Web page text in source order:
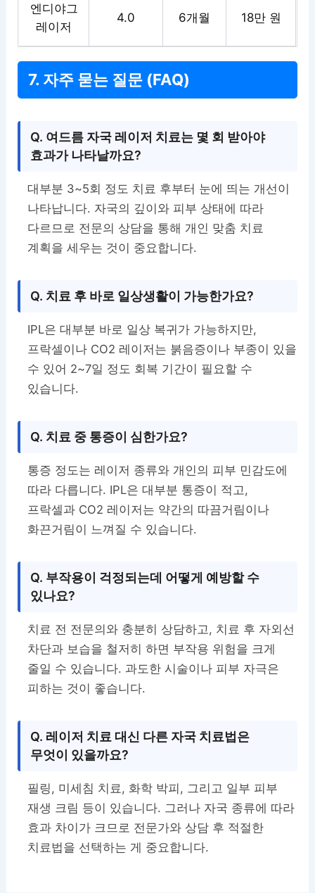
엔디야그
레이저
4.0 6개월 18만 원
7. 자주 묻는 질문 (FAQ)
Q. 여드름 자국 레이저 치료는 몇 회 받아야
효과가 나타날까요?
대부분 3~5회 정도 치료 후부터 눈에 띄는 개선이
나타납니다. 자국의 깊이와 피부 상태에 따라
다르므로 전문의 상담을 통해 개인 맞춤 치료
계획을 세우는 것이 중요합니다.
Q. 치료 후 바로 일상생활이 가능한가요?
IPL은 대부분 바로 일상 복귀가 가능하지만,
프락셀이나 CO2 레이저는 붉음증이나 부종이 있을
수 있어 2~7일 정도 회복 기간이 필요할 수
있습니다.
Q. 치료 중 통증이 심한가요?
통증 정도는 레이저 종류와 개인의 피부 민감도에
따라 다릅니다. IPL은 대부분 통증이 적고,
프락셀과 CO2 레이저는 약간의 따끔거림이나
화끈거림이 느껴질 수 있습니다.
Q. 부작용이 걱정되는데 어떻게 예방할 수
있나요?
치료 전 전문의와 충분히 상담하고, 치료 후 자외선
차단과 보습을 철저히 하면 부작용 위험을 크게
줄일 수 있습니다. 과도한 시술이나 피부 자극은
피하는 것이 좋습니다.
Q. 레이저 치료 대신 다른 자국 치료법은
무엇이 있을까요?
필링, 미세침 치료, 화학 박피, 그리고 일부 피부
재생 크림 등이 있습니다. 그러나 자국 종류에 따라
효과 차이가 크므로 전문가와 상담 후 적절한
치료법을 선택하는 게 중요합니다.